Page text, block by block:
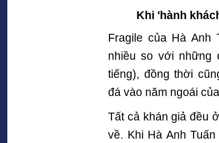
Khi 'hành
Fragile của Hà
nhiều so với những
tiếng), đồng thời
đá vào năm ngoái
Tất cả khán giả đều
về. Khi Hà Anh